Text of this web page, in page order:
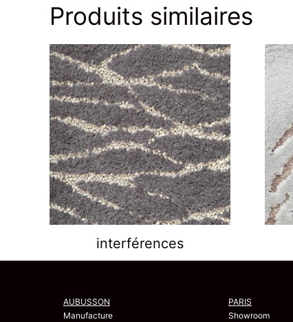
Produits similaires
interférences
AUBUSSON
Manufacture
PARIS
Showroom